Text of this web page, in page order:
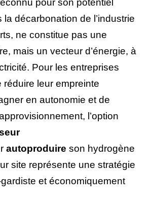
la décarbonation de l’industrie
ne constitue pas une
mais un vecteur d’énergie, à
Pour les entreprises
leur empreinte
en autonomie et de
l’option
autoproduire son hydrogène
site représente une stratégie
et économiquement